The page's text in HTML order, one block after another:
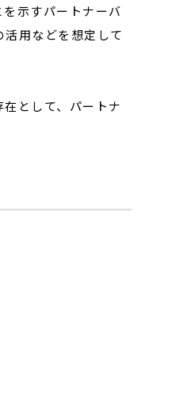
示すパートナーバ
用などを想定して
として、パートナ